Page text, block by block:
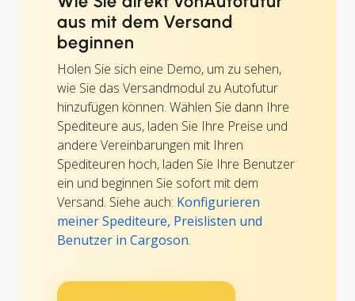
aus mit dem Versand
beginnen
Holen Sie sich eine Demo, um zu sehen,
wie Sie das Versandmodul zu Autofutur
hinzufügen können. Wählen Sie dann Ihre
Spediteure aus, laden Sie Ihre Preise und
andere Vereinbarungen mit Ihren
Spediteuren hoch, laden Sie Ihre Benutzer
ein und beginnen Sie sofort mit dem
Versand. Siehe auch: Konfigurieren
meiner Spediteure, Preislisten und
Benutzer in Cargoson.